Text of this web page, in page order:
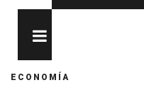
ECONOMÍA